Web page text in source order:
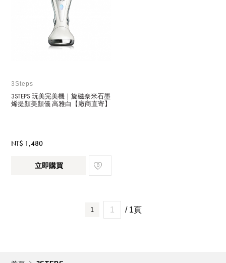
3Steps
3STEPS 玩美完美機｜旋磁奈米石墨
烯提顏美顏儀 高雅白【廠商直寄】
NT$ 1,480
立即購買
1 / 1頁